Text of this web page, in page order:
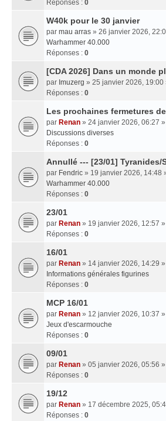
Réponses : 0
W40k pour le 30 janvier
par mau arras » 26 janvier 2026,
Warhammer 40.000
Réponses : 0
[CDA 2026] Dans un monde
par Imuzerg » 25 janvier 2026, 19:00
Réponses : 0
Les prochaines fermetures
par Renan » 24 janvier 2026, 06:27
Discussions diverses
Réponses : 0
Annullé --- [23/01] Tyranides/
par Fendric » 19 janvier 2026, 14:48
Warhammer 40.000
Réponses : 0
23/01
par Renan » 19 janvier 2026, 12:57
Réponses : 0
16/01
par Renan » 14 janvier 2026, 14:29
Informations générales figurines
Réponses : 0
MCP 16/01
par Renan » 12 janvier 2026, 10:37
Jeux d'escarmouche
Réponses : 0
09/01
par Renan » 05 janvier 2026, 05:56
Réponses : 0
19/12
par Renan » 17 décembre 2025,
Réponses : 0